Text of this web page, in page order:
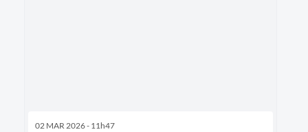
02 MAR 2026 - 11h47